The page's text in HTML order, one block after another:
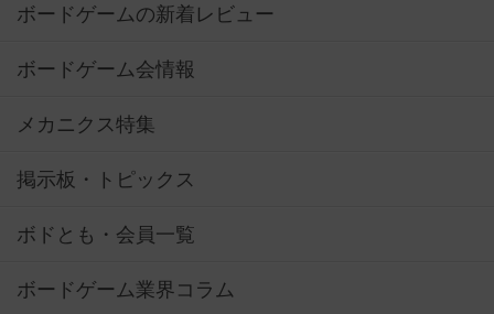
ボードゲームの新着レビュー
ボードゲーム会情報
メカニクス特集
掲示板・トピックス
ボドとも・会員一覧
ボードゲーム業界コラム